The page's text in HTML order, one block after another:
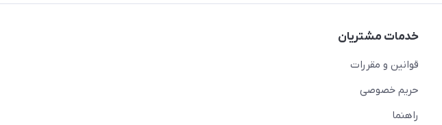
خدمات مشتریان
قوانین و مقررات
حریم خصوصی
راهنما